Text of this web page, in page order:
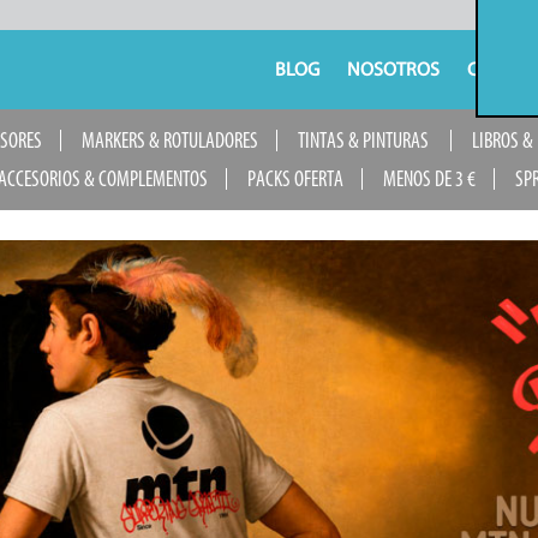
BLOG NOSOTROS
MARKERS & ROTULADORES TINTAS & PINTURAS
LIBROS
& COMPLEMENTOS
PACKS OFERTA MENOS DE 3 €